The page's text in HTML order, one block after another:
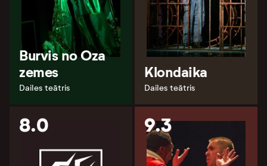
Burvis no Oza
zemes
Dailes teātris
Klondaika
Dailes teātris
8.0 9.3